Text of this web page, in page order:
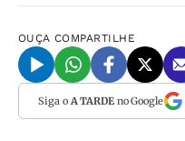
OUÇA COMPARTILHE
Siga o A TARDEno Google